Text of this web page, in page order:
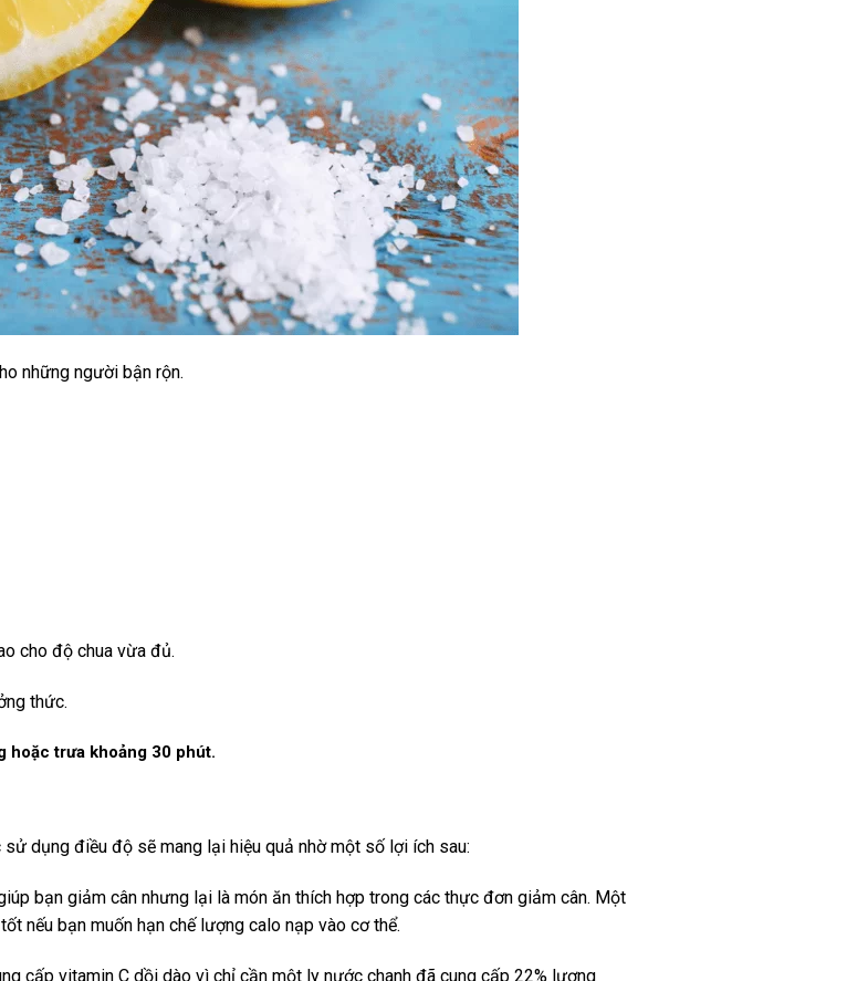
những người bận rộn.
cho độ chua vừa đủ.
thức.
hoặc trưa khoảng 30 phút.
dụng điều độ sẽ mang lại hiệu quả nhờ một số lợi ích sau:
bạn giảm cân nhưng lại là món ăn thích hợp trong các thực đơn giảm cân. Một
nếu bạn muốn hạn chế lượng calo nạp vào cơ thể.
cấp vitamin C dồi dào vì chỉ cần một ly nước chanh đã cung cấp 22% lượng